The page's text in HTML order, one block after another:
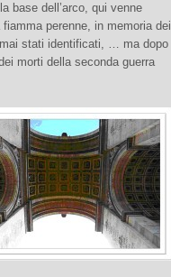
base dell’arco, qui venne
perenne, in memoria dei
stati identificati, … ma dopo
morti della seconda guerra